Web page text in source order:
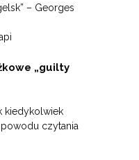
– Georges
„guilty
kiedykolwiek
czytania